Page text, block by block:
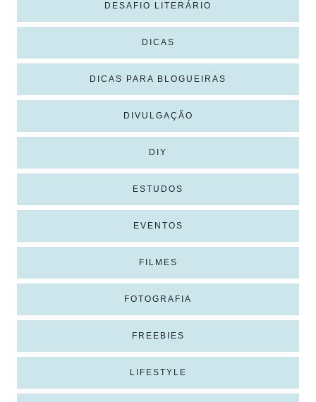
DESAFIO LITERÁRIO
DICAS
DICAS PARA BLOGUEIRAS
DIVULGAÇÃO
DIY
ESTUDOS
EVENTOS
FILMES
FOTOGRAFIA
FREEBIES
LIFESTYLE